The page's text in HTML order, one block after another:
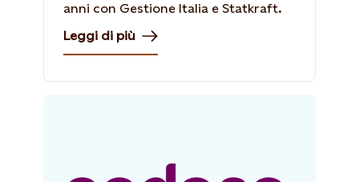
anni con Gestione Italia e Statkraft.
Leggi di più